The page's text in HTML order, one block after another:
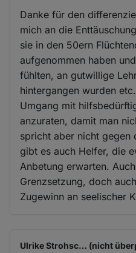
Danke für den
mich an die
sie in den 50ern
aufgenommen haben
fühlten, an gutwillige
hintergangen wurden
Umgang mit
anzuraten, damit man
spricht aber nicht gegen
gibt es auch Helfer, die
Anbetung erwarten.
Grenzsetzung, doch
Zugewinn an seelischer
Ulrike Strohsc… (nicht